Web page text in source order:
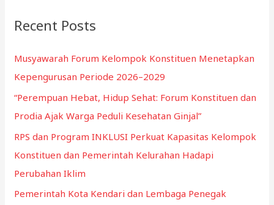
hRecent Posts
Musyawarah Forum Kelompok Konstituen Menetapkan
Kepengurusan Periode 2026–2029
“Perempuan Hebat, Hidup Sehat: Forum Konstituen dan
Prodia Ajak Warga Peduli Kesehatan Ginjal”
RPS dan Program INKLUSI Perkuat Kapasitas Kelompok
Konstituen dan Pemerintah Kelurahan Hadapi
Perubahan Iklim
Pemerintah Kota Kendari dan Lembaga Penegak